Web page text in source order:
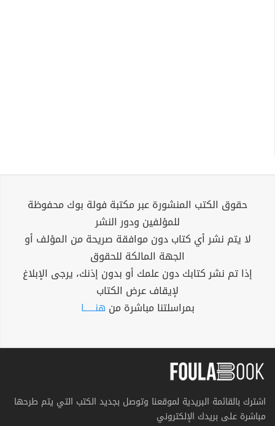
حقوق الكتب المنشورة عبر مكتبة فولة بوك محفوظة
للمؤلفين ودور النشر
لا يتم نشر أي كتاب دون موافقة صريحة من المؤلف أو
الجهة المالكة للحقوق
إذا تم نشر كتابك دون علمك أو بدون إذنك، يرجى الإبلاغ
لإيقاف عرض الكتاب
بمراسلتنا مباشرة من هنــــــا
اشترك بالقائمة البريدية لموقعنا وتوصل بجديد الكتب التي يتم طرحها
مباشرة على بريدك الإلكتروني